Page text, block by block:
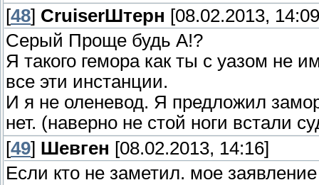
[48] СruiserШтерн [08.02.2013,
Серый Проще будь А!?
Я такого гемора как ты с уазом не
все эти инстанции.
И я не оленевод. Я предложил
нет. (наверно не стой ноги встали
[49] Шевген [08.02.2013, 14:16]
Если кто не заметил. мое